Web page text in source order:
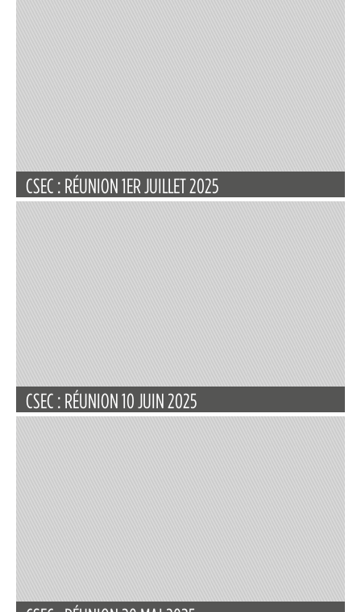
CSEC : RÉUNION 1ER JUILLET 2025
CSEC : RÉUNION 10 JUIN 2025